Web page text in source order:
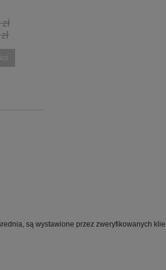
są wystawione przez zweryfikowanych